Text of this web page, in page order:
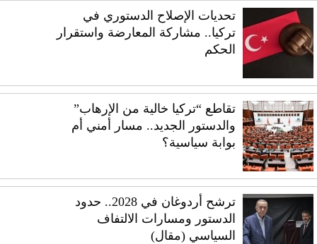
تحديات الإصلاح الدستوري في
تركيا.. مشاركة المعارضة واستقرار
الحكم
تقاطع “تركيا خالية من الإرهاب”
والدستور الجديد.. مسار أمني أم
بوابة سياسية؟
ترشح أردوغان في 2028.. حدود
الدستور ومسارات الالتفاف
السياسي (مقال)